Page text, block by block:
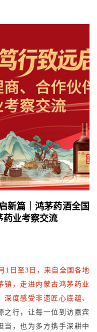
新篇｜鸿茅药酒全国
药业考察交流
1日至3日，来自全国各地
镇，走进内蒙古鸿茅药业
度感受非遗匠心底蕴、
之行，让每一位到访嘉宾
当，也为多方携手深耕中